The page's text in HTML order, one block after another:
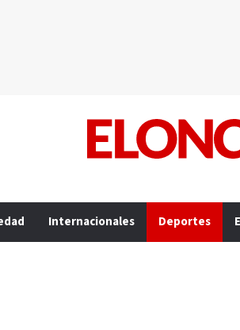
Internacionales Deportes